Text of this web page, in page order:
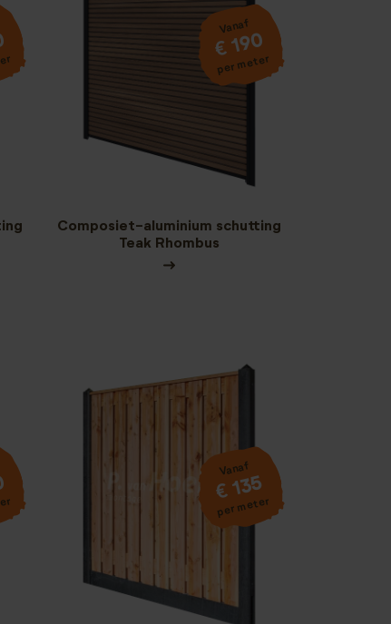
Vanaf
€ 190
per meter
Composiet-aluminium schutting
Teak Rhombus
Vanaf
€ 135
per meter